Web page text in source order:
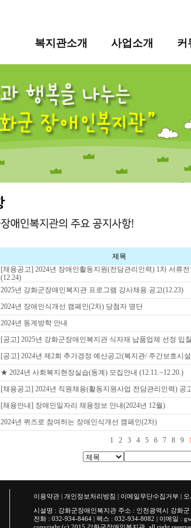
복지관소개 사업소개 커
제목
[채용공고] 2024년 장애인활동지원(전담관리인력) 1차 서류
(12.24)
2025년 강화군장애인복지관 프로그램 강사채용 공고(12.23)
2024년 장애인식개선 캠페인(2차) 당첨자 명단
2024년 동계방학 안내
[공고] 2025년 강화군장애인복지관 식자재 납품업체 선정 입
[공고] 2024년 제2회 추가경정 예산공고(복지관/ 주간보호시
★ 2024년 사회복지현장실습(동계) 모집안내 (12.11.~12.20.)
[채용공고] 2024년 직원채용(활동지원사업 전담관리인력) 공
[채용안내] 장애인일자리 채용정보 안내(2024년 12월)
2024년 퀴즈로 참여하는 장애인식개선 캠페인(2차)
1 2 3 4 5 6 7 8 9
이용약관 | 개인정보처리방침 | 이메일무단수집거부 |
시설명 : 강화군장애인복지관 주소 : 인천광역시 강화
전화 : 032-934-8464 | 팩스 : 032-934-8082 | 이메일 :